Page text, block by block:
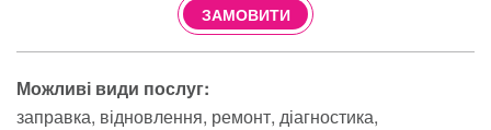
ЗАМОВИТИ
Можливі види послуг:
заправка відновлення ремонт діагностика